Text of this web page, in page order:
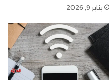
يناير 9, 2026